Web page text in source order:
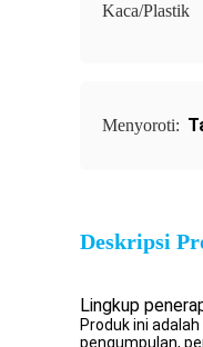
Kaca/Plastik
Menyoroti:
Deskripsi
Lingkup
Produk ini
pengumpulan,